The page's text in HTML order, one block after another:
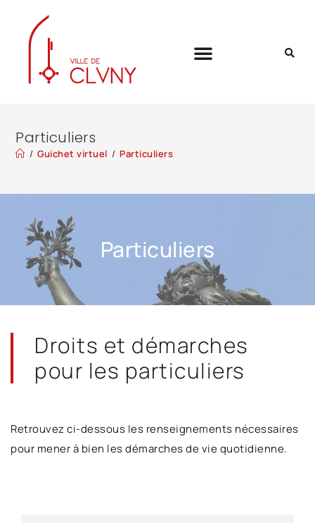
Particuliers
/ Guichet virtuel / Particuliers
Particuliers
Droits et démarches
pour les particuliers
Retrouvez ci-dessous les renseignements nécessaires
pour mener à bien les démarches de vie quotidienne.